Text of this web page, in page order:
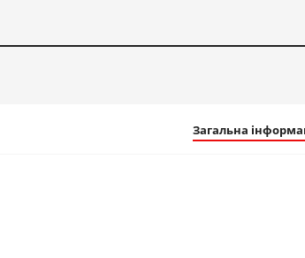
Загальна